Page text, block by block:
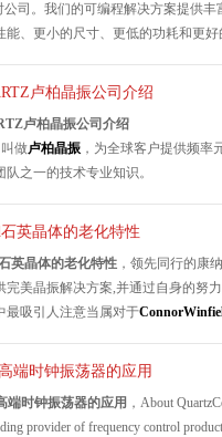
公司。我们的可编程解决方案提供丰
能、更小的尺寸、更低的功耗和更
英计时行业。我们的目标很明确——
卢柏晶振公司介绍
卢柏晶振公司介绍
做卢柏晶振 ，为全球客 户提供频率
之一的技术专业知识。
地点使公司能够满足客户优化总购置
公司管理层关注的重点之一。
英晶体的老化特性
英晶体的老化特性 ，领先同行的康
完美晶振解决方案,并通过自身的努
最吸引人注意当属对于
时间的变化。必须在应用了解衰老的
两个，传质和应力。
端时钟振荡器的应用
端时钟振荡器的应用 ，About
provider of frequency control